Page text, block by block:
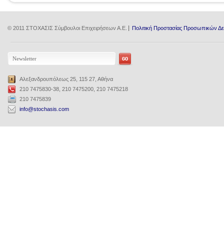
© 2011 ΣΤΟΧΑΣΙΣ Σύμβουλοι Επιχειρήσεων Α.Ε. Πολιτική Προστασίας Προσωπικών
Αλεξανδρουπόλεως 25, 115 27, Αθήνα
210 7475830-38, 210 7475200, 210 7475218
210 7475839
info@stochasis.com